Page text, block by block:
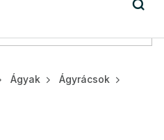
Ágyak
Ágyrácsok